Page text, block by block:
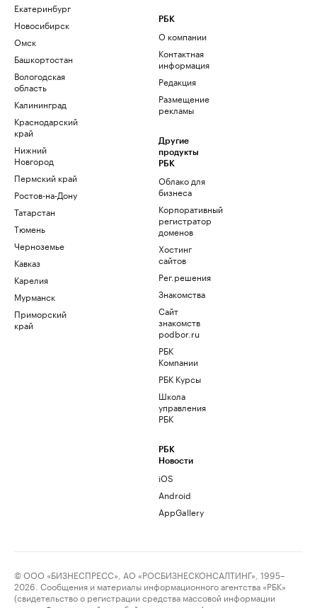
Екатеринбург
Новосибирск
Омск
Башкортостан
Вологодская
область
Калининград
Краснодарский
край
Нижний
Новгород
Пермский край
Ростов-на-Дону
Татарстан
Тюмень
Черноземье
Кавказ
Карелия
Мурманск
Приморский
край
РБК
О компании
Контактная
информация
Редакция
Размещение
рекламы
Другие
продукты
РБК
Облако для
бизнеса
Корпоративный
регистратор
доменов
Хостинг
сайтов
Рег.решения
Знакомства
Сайт
знакомств
podbor.ru
РБК
Компании
РБК Курсы
Школа
управления
РБК
РБК
Новости
iOS
Android
AppGallery
© ООО «БИЗНЕСПРЕСС», АО «РОСБИЗНЕСКОНСАЛТИНГ», 1995–
2026. Сообщения и материалы информационного агентства «РБК»
(свидетельство о регистрации средства массовой информации